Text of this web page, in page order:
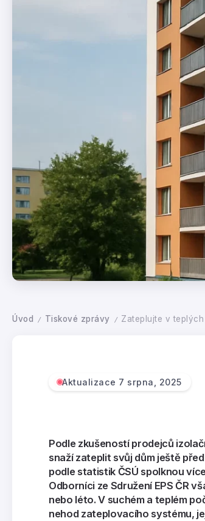
Úvod / Tiskové zprávy / Zateplujte v
Aktualizace 7 srpna, 2025
Podle zkušeností prodejců
snaží zateplit svůj dům ještě
podle statistik ČSÚ spolknou
Odborníci ze Sdružení EPS ČR
nebo léto. V suchém a teplém
nehod zateplovacího systému,